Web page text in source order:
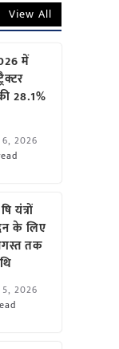
View All
में
28.1%
2026
यंत्रों
के लिए
तक
2026